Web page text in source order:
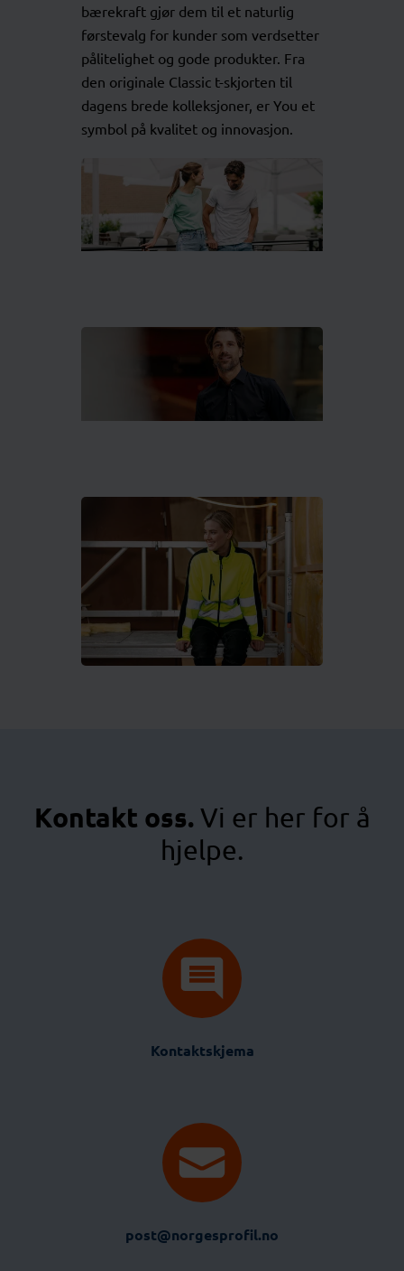
bærekraft gjør dem til et naturlig
førstevalg for kunder som verdsetter
pålitelighet og gode produkter. Fra
den originale Classic t-skjorten til
dagens brede kolleksjoner, er You et
symbol på kvalitet og innovasjon.
Kontakt oss.Vi er her for å
hjelpe.
Kontaktskjema
post@norgesprofil.no